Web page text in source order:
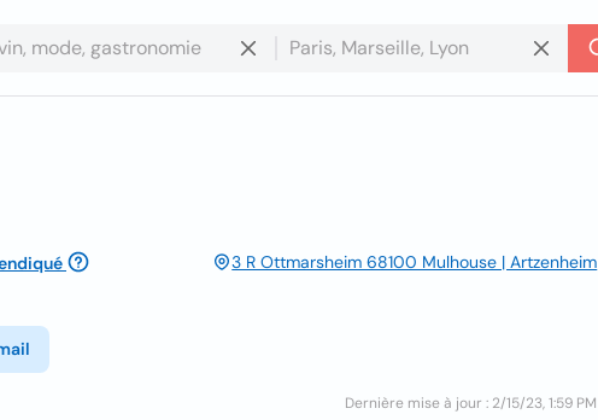
3 R Ottmarsheim 68100 Mulhouse | Artzenheim
Dernière mise à jour : 2/15/23, 1:59 PM